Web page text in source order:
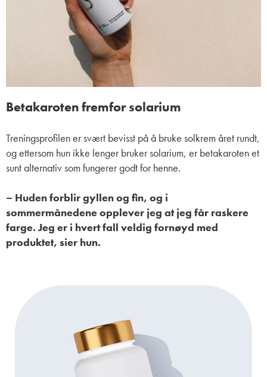
Betakaroten fremfor solarium
Treningsprofilen er svært bevisst på å bruke solkrem året rundt,
og ettersom hun ikke lenger bruker solarium, er betakaroten et
sunt alternativ som fungerer godt for henne.
– Huden forblir gyllen og fin, og i
sommermånedene opplever jeg at jeg får raskere
farge. Jeg er i hvert fall veldig fornøyd med
produktet, sier hun.